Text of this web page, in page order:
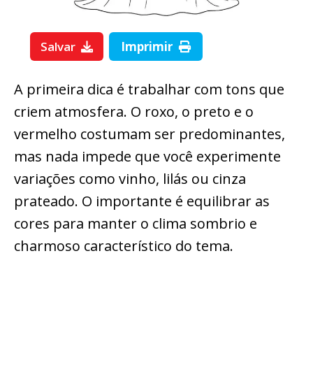
Salvar Imprimir
A primeira dica é trabalhar com tons que
criem atmosfera. O roxo, o preto e o
vermelho costumam ser predominantes,
mas nada impede que você experimente
variações como vinho, lilás ou cinza
prateado. O importante é equilibrar as
cores para manter o clima sombrio e
charmoso característico do tema.